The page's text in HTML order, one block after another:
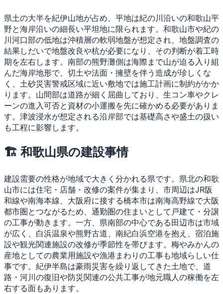
県土の大半を紀伊山地が占め、平地は紀の川沿いの和歌山平
野と海岸沿いの細長い平坦地に限られます。和歌山市や紀の
川河口部の低地は沖積層の軟弱地盤が想定され、地盤調査の
結果しだいで地盤改良や杭が必要になり、その判断が着工時
期を左右します。南部の熊野灘側は海際まで山が迫る入り組
んだ海岸地形で、切土や法面・擁壁を伴う造成が珍しくな
く、土砂災害警戒区域に近い敷地では施工計画に制約がかか
ります。山間部は道路が細く屈曲しており、生コン車やクレ
ーンの進入可否と資材の小運搬を先に確かめる必要がありま
す。津波浸水が想定される沿岸部では基礎高さや盛土の扱い
も工程に影響します。
🏗 和歌山県の建設事情
建設需要の性格が地域で大きく分かれる県です。県北の和歌
山市には住宅・店舗・改修の案件が集まり、市周辺はJR阪
和線や南海本線、大阪府に接する橋本市は南海高野線で大阪
都市圏とつながるため、通勤圏の住まいとして戸建て・分譲
の工事が動きます。一方、県南部の中心である田辺市は市域
が広く、白浜温泉や熊野古道、南紀白浜空港を抱え、宿泊施
設や観光関連施設の改修が季節性を帯びます。梅やみかんの
産地としての農業用施設や漁港まわりの工事も地域らしい仕
事です。紀伊半島は豪雨災害を繰り返してきた土地で、道
路・河川の復旧や防災関連の公共工事が地元職人の稼働を左
右する面もあります。